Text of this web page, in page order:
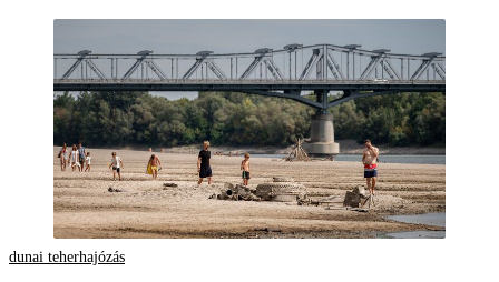
dunai teherhajózás